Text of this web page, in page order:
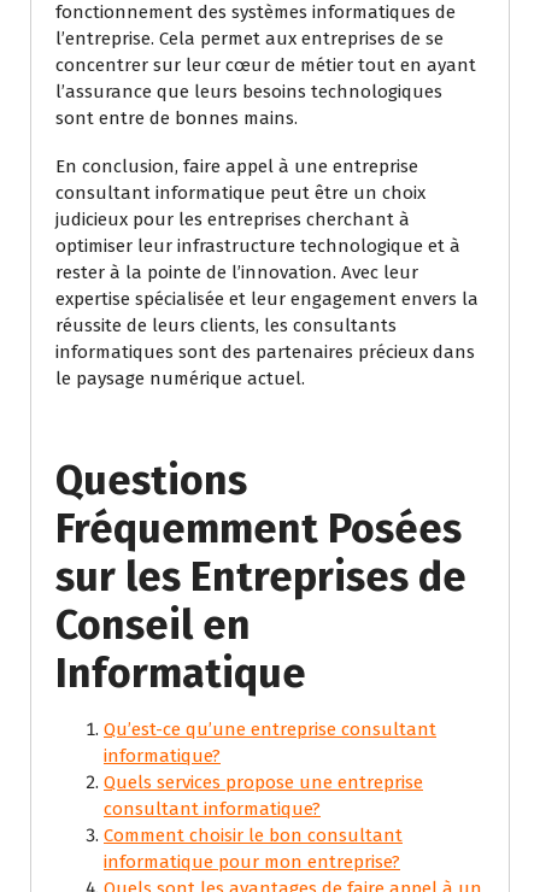
fonctionnement des systèmes informatiques de
l’entreprise. Cela permet aux entreprises de se
concentrer sur leur cœur de métier tout en ayant
l’assurance que leurs besoins technologiques
sont entre de bonnes mains.
En conclusion, faire appel à une entreprise
consultant informatique peut être un choix
judicieux pour les entreprises cherchant à
optimiser leur infrastructure technologique et à
rester à la pointe de l’innovation. Avec leur
expertise spécialisée et leur engagement envers la
réussite de leurs clients, les consultants
informatiques sont des partenaires précieux dans
le paysage numérique actuel.
Questions
Fréquemment Posées
sur les Entreprises de
Conseil en
Informatique
Qu’est-ce qu’une entreprise consultant
informatique?
Quels services propose une entreprise
consultant informatique?
Comment choisir le bon consultant
informatique pour mon entreprise?